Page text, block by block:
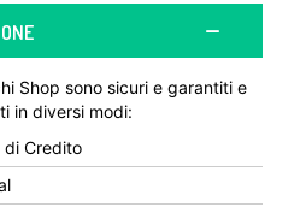
Shop sono sicuri e garantiti e
in diversi modi:
di Credito